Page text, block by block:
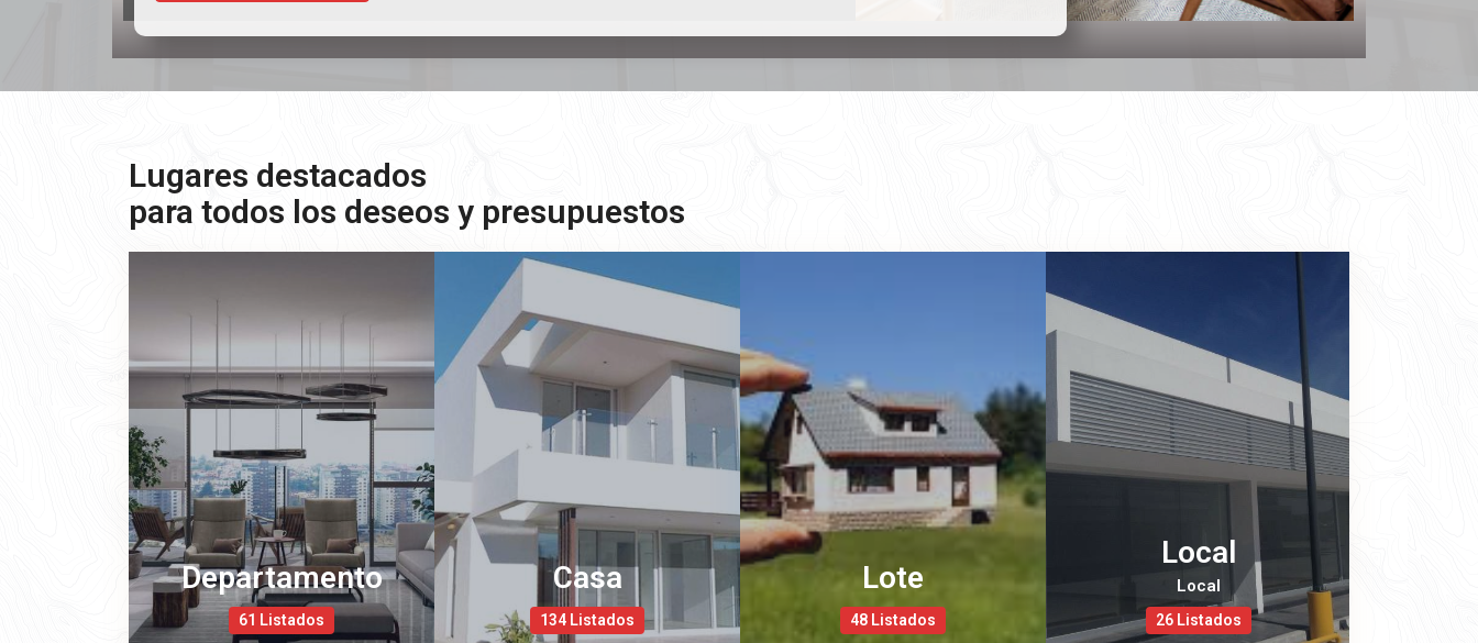
Lugares destacados
para todos los deseos y presupuestos
Departamento
61 Listados
Casa
134 Listados
Lote
48 Listados
Local
Local
26 Listados